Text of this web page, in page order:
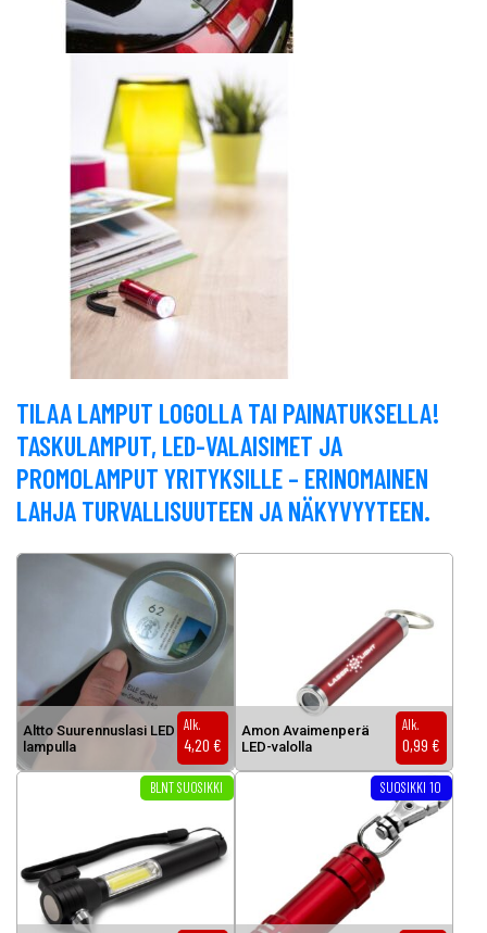
TILAA LAMPUT LOGOLLA TAI PAINATUKSELLA!
TASKULAMPUT, LED-VALAISIMET JA
PROMOLAMPUT YRITYKSILLE – ERINOMAINEN
LAHJA TURVALLISUUTEEN JA NÄKYVYYTEEN.
Alt­to Suu­ren­nus­la­si LED
lam­pul­la
Alk.
4,20 €
Amon Avai­men­pe­rä
LED-va­lol­la
Alk.
0,99 €
BLNT SUOSIKKI SUOSIKKI 10
Tällä tuotteella on useampi